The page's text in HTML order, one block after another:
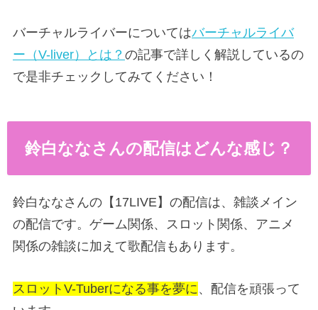
バーチャルライバーについてはバーチャルライバ
ー（V-liver）とは？ の記事で詳しく解説しているの
で是非チェックしてみてください！
鈴白ななさんの配信はどんな感じ？
鈴白ななさんの【17LIVE】の配信は、雑談メイン
の配信です。ゲーム関係、スロット関係、アニメ
関係の雑談に加えて歌配信もあります。
スロットV-Tuberになる事を夢に 、配信を頑張って